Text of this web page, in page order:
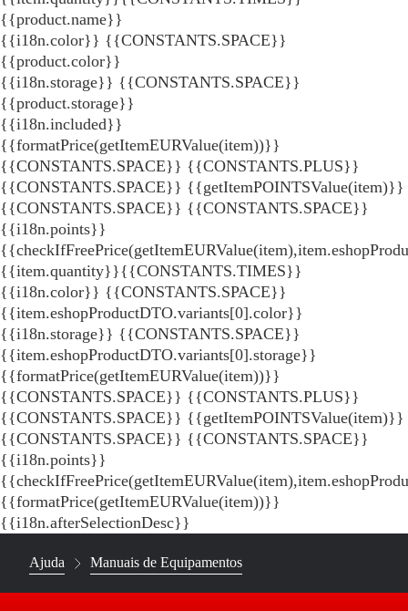
{{product.name}}
{{i18n.color}} {{CONSTANTS.SPACE}}
{{product.color}}
{{i18n.storage}} {{CONSTANTS.SPACE}}
{{product.storage}}
{{i18n.included}}
{{formatPrice(getItemEURValue(item))}}
{{CONSTANTS.SPACE}} {{CONSTANTS.PLUS}}
{{CONSTANTS.SPACE}} {{getItemPOINTSValue(item)}}
{{CONSTANTS.SPACE}} {{CONSTANTS.SPACE}}
{{i18n.points}}
{{item.quantity}}{{CONSTANTS.TIMES}}
{{i18n.color}} {{CONSTANTS.SPACE}}
{{item.eshopProductDTO.variants[0].color}}
{{i18n.storage}} {{CONSTANTS.SPACE}}
{{item.eshopProductDTO.variants[0].storage}}
{{formatPrice(getItemEURValue(item))}}
{{CONSTANTS.SPACE}} {{CONSTANTS.PLUS}}
{{CONSTANTS.SPACE}} {{getItemPOINTSValue(item)}}
{{CONSTANTS.SPACE}} {{CONSTANTS.SPACE}}
{{i18n.points}}
{{formatPrice(getItemEURValue(item))}}
{{i18n.afterSelectionDesc}}
Ajuda Manuais de Equipamentos